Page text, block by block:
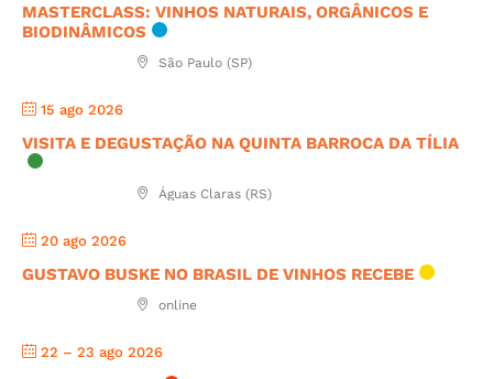
MASTERCLASS: VINHOS NATURAIS, ORGÂNICOS E
BIODINÂMICOS
São Paulo (SP)
15 ago 2026
VISITA E DEGUSTAÇÃO NA QUINTA BARROCA DA TÍLIA
Águas Claras (RS)
20 ago 2026
GUSTAVO BUSKE NO BRASIL DE VINHOS RECEBE
online
22 – 23 ago 2026